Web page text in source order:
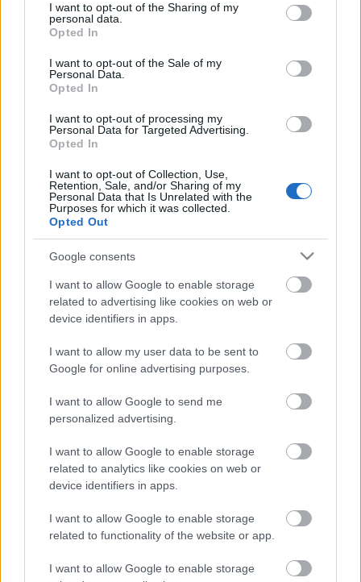
not limited to your visit or usage behaviour. You may click to
grant or deny consent to Google and its third-party tags to
use your data for below specified purposes in below Google
consent section.
I want to opt-out of the Sharing of my
personal data.
Opted In
I want to opt-out of the Sale of my
Personal Data.
Opted In
I want to opt-out of processing my
Personal Data for Targeted Advertising.
Opted In
I want to opt-out of Collection, Use,
Retention, Sale, and/or Sharing of my
Personal Data that Is Unrelated with the
Purposes for which it was collected.
Opted Out
Google consents
I want to allow Google to enable storage
related to advertising like cookies on web or
device identifiers in apps.
I want to allow my user data to be sent to
Google for online advertising purposes.
I want to allow Google to send me
personalized advertising.
I want to allow Google to enable storage
related to analytics like cookies on web or
device identifiers in apps.
I want to allow Google to enable storage
related to functionality of the website or app.
I want to allow Google to enable storage
Sztárom a párom
hajazó alapötletbe (aCharlize Theron
által játszott
magasrangú politikus összejön egy slampos
újságíróval, aki
lehelni a forgatókönyvírók, a politikai közeg
felvázolása ügyetlen, kevés az emlékezetes
mellékszereplő, és egyszerűen nem elég ütősek a
poénok. Hiába teszi oda magát maximálisan Rogen,
túl sok mondatánál az jut eszünkbe, hogy ennél
ötször jobbat kitalált volna, ha kap rá két percet a
forgatáson. Az pedig, hogy ezt a másfél óra alatt
simán lezavarható történetet 125 percig húzzák,
megbocsáthatatlan.
szerző:Varga Ferenc
Csekély esély (Long Shot)
Rendező:
Jonathan Levine
Mozibemutató:június 20.
Értékelés:5/10
Ez a kritika először aRecoder magazin 73. számában
jelent meg.
Címkék:kritika film magazin charlize theron seth rogen
filmrecorder rec073 csekély esély